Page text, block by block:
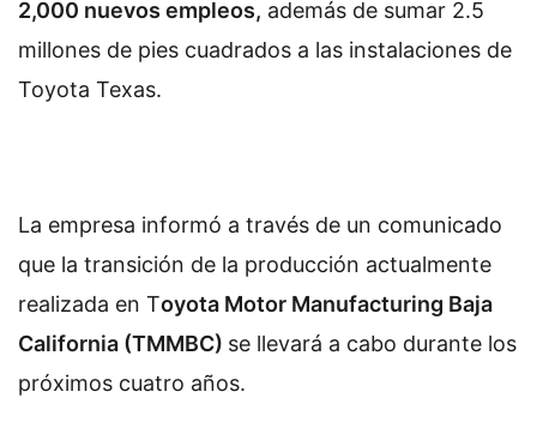
2,000 nuevos empleos, además de sumar 2.5
millones de pies cuadrados a las instalaciones de
Toyota Texas.
La empresa informó a través de un comunicado
que la transición de la producción actualmente
realizada en Toyota Motor Manufacturing Baja
California (TMMBC) se llevará a cabo durante los
próximos cuatro años.